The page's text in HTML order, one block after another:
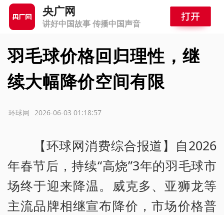
央广网
讲好中国故事 传播中国声音
羽毛球价格回归理性，继
续大幅降价空间有限
2026-06-03 01:18:57
环球网
【环球网消费综合报道】自2026
年春节后，持续“高烧”3年的羽毛球市
场终于迎来降温。威克多、亚狮龙等
主流品牌相继宣布降价，市场价格普